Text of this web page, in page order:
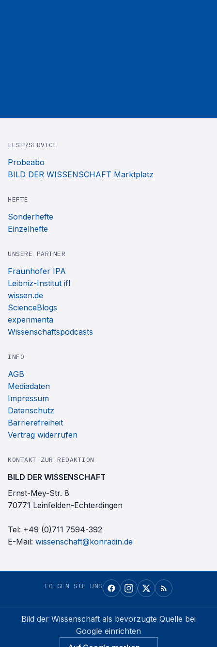
LESERSERVICE
Probeabo
BILD DER WISSENSCHAFT Marktplatz
HEFTE
Sonderhefte
Einzelhefte
UNSERE PARTNER
Fraunhofer IPA
Leibniz-Institut ifl
wissen.de
ScienceBlogs
experimenta
Wissenschaftspodcasts
INFO
AGB
Mediadaten
Impressum
Datenschutz
Barrierefreiheit
Vertrag widerrufen
KONTAKT ZUR REDAKTION
BILD DER WISSENSCHAFT
Ernst-Mey-Str. 8
70771 Leinfelden-Echterdingen
Tel: +49 (0)711 7594-392
E-Mail: wissenschaft@konradin.de
FOLGEN SIE UNS
Bild der Wissenschaft als bevorzugte Quelle bei
Google einrichten